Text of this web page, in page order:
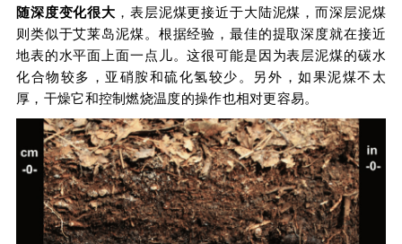
随深度变化很大 ，表层泥煤更接近于大陆泥煤，而深层泥煤
则类似于艾莱岛泥煤。根据经验，最佳的提取深度就在接近
地表的水平面上面一点儿。这很可能是因为表层泥煤的碳水
化合物较多，亚硝胺和硫化氢较少。另外，如果泥煤不太
厚，干燥它和控制燃烧温度的操作也相对更容易。